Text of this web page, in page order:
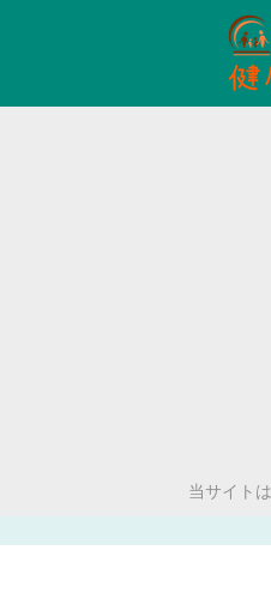
当サイト